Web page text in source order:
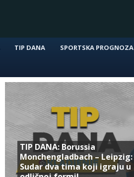
TIP DANA SPORTSKA PROGNOZA
TIP DANA: Borussia
Monchengladbach – Leipzig:
Sudar dva tima koji igraju u